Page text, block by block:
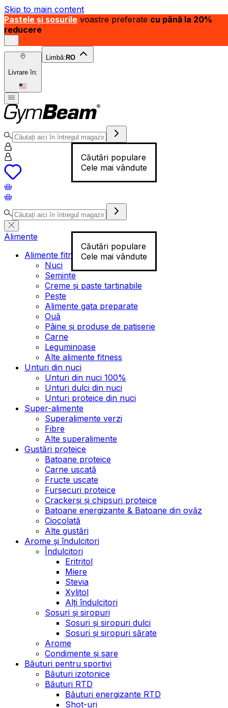
Skip to main content
Pastele și sosurile voastre preferate cu până la 20%
reducere
Livrare în:
Limbă: RO
Căutări populare
Cele mai vândute
Căutări populare
Cele mai vândute
Alimente
Alimente fitness
Nuci
Semințe
Creme și paste tartinabile
Pește
Alimente gata preparate
Ouă
Pâine și produse de patiserie
Carne
Leguminoase
Alte alimente fitness
Unturi din nuci
Unturi din nuci 100%
Unturi dulci din nuci
Unturi proteice din nuci
Super-alimente
Superalimente verzi
Fibre
Alte superalimente
Gustări proteice
Batoane proteice
Carne uscată
Fructe uscate
Fursecuri proteice
Crackerși și chipsuri proteice
Batoane energizante & Batoane din ovăz
Ciocolată
Alte gustări
Arome și îndulcitori
Îndulcitori
Eritritol
Miere
Stevia
Xylitol
Alți îndulcitori
Sosuri și siropuri
Sosuri și siropuri dulci
Sosuri și siropuri sărate
Arome
Condimente și sare
Băuturi pentru sportivi
Băuturi izotonice
Băuturi RTD
Băuturi energizante RTD
Shot-uri